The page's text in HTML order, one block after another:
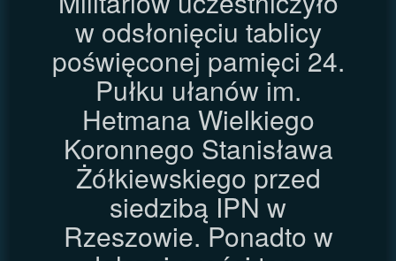
w odsłonięciu tablicy
poświęconej pamięci 24.
Pułku ułanów im.
Hetmana Wielkiego
Koronnego Stanisława
Żółkiewskiego przed
siedzibą IPN w
Rzeszowie. Ponadto w